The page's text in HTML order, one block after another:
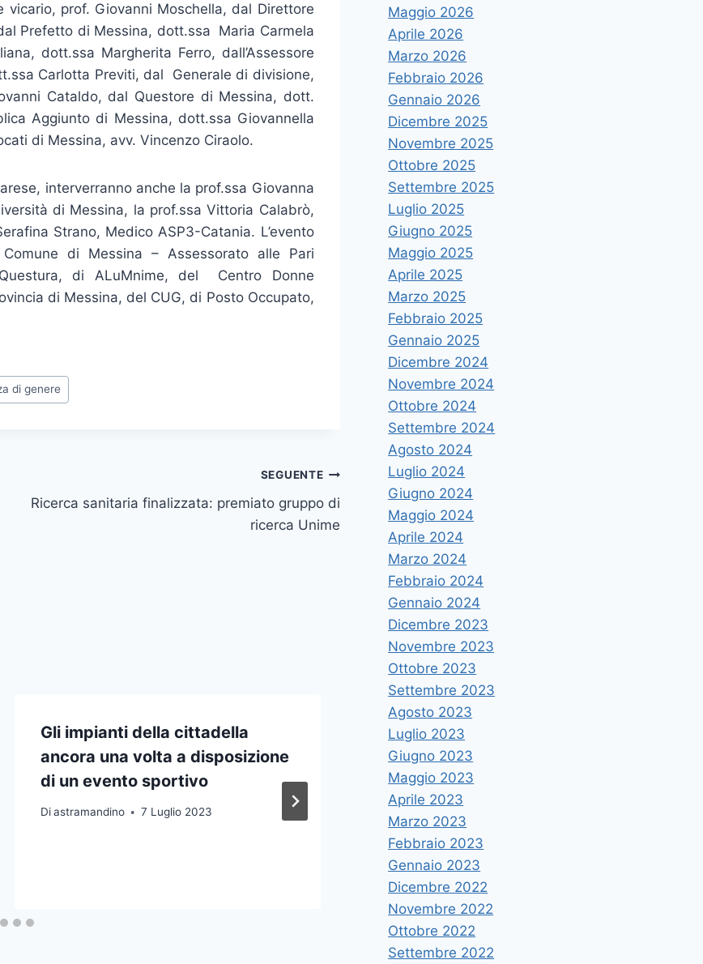
prof. Giovanni Moschella, dal Direttore
Prefetto di Messina, dott.ssa Maria Carmela
dott.ssa Margherita Ferro, dall’Assessore
Carlotta Previti, dal Generale di divisione,
Cataldo, dal Questore di Messina, dott.
Aggiunto di Messina, dott.ssa Giovannella
di Messina, avv. Vincenzo Ciraolo.
interverranno anche la prof.ssa Giovanna
di Messina, la prof.ssa Vittoria Calabrò,
Strano, Medico ASP3-Catania. L’evento
di Messina – Assessorato alle Pari
di ALuMnime, del Centro Donne
di Messina, del CUG, di Posto Occupato,
di genere
SEGUENTE
Ricerca sanitaria finalizzata: premiato gruppo di
ricerca Unime
Gli impianti della cittadella
ancora una volta a disposizione
di un evento sportivo
Di astramandino 7 Luglio 2023
L’app CapisciAMe dell’Ing.
Mulfari trionfa al contest
MaketoCare. Il Rettore
Cuzzocrea : “risultato che
premia impegno e passione”
Diastramandino
Maggio 2026
Aprile 2026
Marzo 2026
Febbraio 2026
Gennaio 2026
Dicembre 2025
Novembre 2025
Ottobre 2025
Settembre 2025
Luglio 2025
Giugno 2025
Maggio 2025
Aprile 2025
Marzo 2025
Febbraio 2025
Gennaio 2025
Dicembre 2024
Novembre 2024
Ottobre 2024
Settembre 2024
Agosto 2024
Luglio 2024
Giugno 2024
Maggio 2024
Aprile 2024
Marzo 2024
Febbraio 2024
Gennaio 2024
Dicembre 2023
Novembre 2023
Ottobre 2023
Settembre 2023
Agosto 2023
Luglio 2023
Giugno 2023
Maggio 2023
Aprile 2023
Marzo 2023
Febbraio 2023
Gennaio 2023
Dicembre 2022
Novembre 2022
Ottobre 2022
Settembre 2022